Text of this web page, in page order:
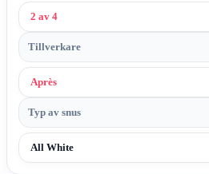
2 av 4
Tillverkare
Après
Typ av snus
All White